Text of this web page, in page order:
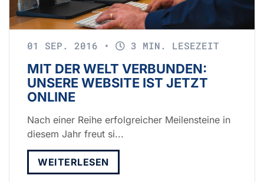
01 SEP. 2016 • 3 MIN. LESEZEIT
MIT DER WELT VERBUNDEN:
UNSERE WEBSITE IST JETZT
ONLINE
Nach einer Reihe erfolgreicher Meilensteine in
diesem Jahr freut si...
WEITERLESEN